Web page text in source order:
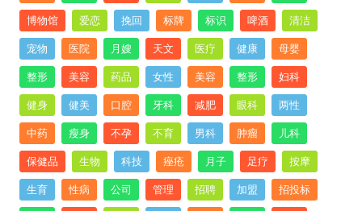
博物馆 爱恋 挽回 标牌 标识 啤酒 清洁
宠物 医院 月嫂 天文 医疗 健康 母婴
整形 美容 药品 女性 美容 整形 妇科
健身 健美 口腔 牙科 减肥 眼科 两性
中药 瘦身 不孕 不育 男科 肿瘤 儿科
保健品 生物 科技 痤疮 月子 足疗 按摩
生育 性病 公司 管理 招聘 加盟 招投标